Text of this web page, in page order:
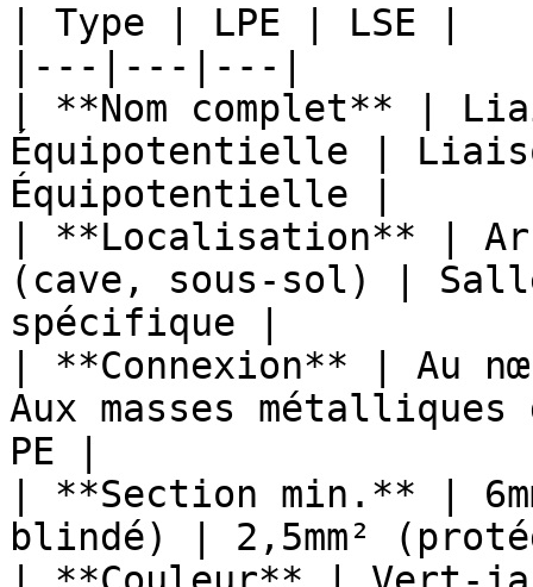
| Type | LPE | LSE |
|---|---|---|
| **Nom complet** |
Équipotentielle |
Équipotentielle |
| **Localisation** |
(cave, sous-sol) |
spécifique |
| **Connexion** | Au
Aux masses
PE |
| **Section min.** |
blindé) | 2,5mm²